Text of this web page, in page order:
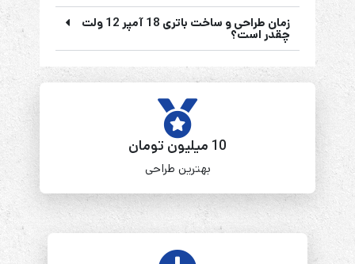
زمان طراحی و ساخت باتری 18 آمپر 12 ولت
چقدر است؟
10 میلیون تومان
بهترین طراحی